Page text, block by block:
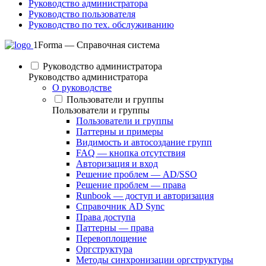
Руководство администратора
Руководство пользователя
Руководство по тех. обслуживанию
1Forma — Справочная система
Руководство администратора
Руководство администратора
О руководстве
Пользователи и группы
Пользователи и группы
Пользователи и группы
Паттерны и примеры
Видимость и автосоздание групп
FAQ — кнопка отсутствия
Авторизация и вход
Решение проблем — AD/SSO
Решение проблем — права
Runbook — доступ и авторизация
Справочник AD Sync
Права доступа
Паттерны — права
Перевоплощение
Оргструктура
Методы синхронизации оргструктуры